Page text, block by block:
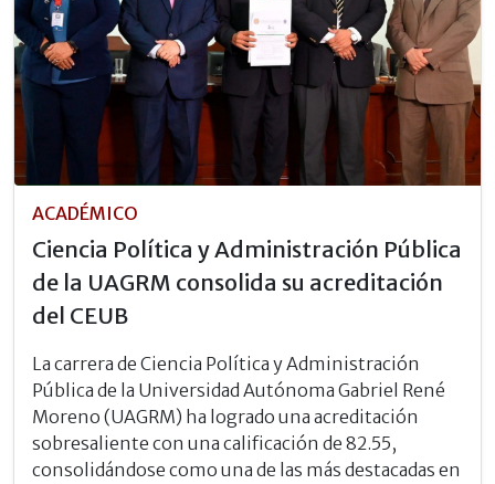
ACADÉMICO
Ciencia Política y Administración Pública
de la UAGRM consolida su acreditación
del CEUB
La carrera de Ciencia Política y Administración
Pública de la Universidad Autónoma Gabriel René
Moreno (UAGRM) ha logrado una acreditación
sobresaliente con una calificación de 82.55,
consolidándose como una de las más destacadas en